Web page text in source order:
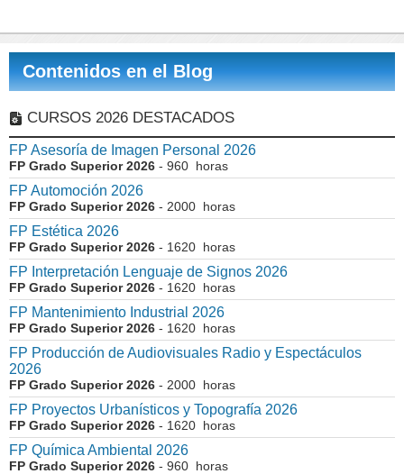
Contenidos en el Blog
CURSOS 2026 DESTACADOS
FP Asesoría de Imagen Personal 2026
FP Grado Superior 2026 - 960 horas
FP Automoción 2026
FP Grado Superior 2026 - 2000 horas
FP Estética 2026
FP Grado Superior 2026 - 1620 horas
FP Interpretación Lenguaje de Signos 2026
FP Grado Superior 2026 - 1620 horas
FP Mantenimiento Industrial 2026
FP Grado Superior 2026 - 1620 horas
FP Producción de Audiovisuales Radio y Espectáculos
2026
FP Grado Superior 2026 - 2000 horas
FP Proyectos Urbanísticos y Topografía 2026
FP Grado Superior 2026 - 1620 horas
FP Química Ambiental 2026
FP Grado Superior 2026 - 960 horas